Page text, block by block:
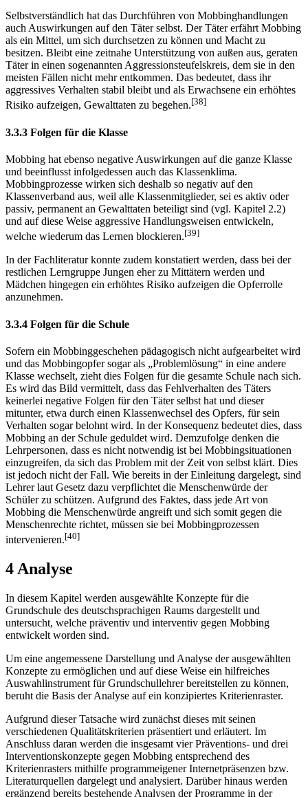
Selbstverständlich hat das Durchführen von Mobbinghandlungen
auch Auswirkungen auf den Täter selbst. Der Täter erfährt Mobbing
als ein Mittel, um sich durchsetzen zu können und Macht zu
besitzen. Bleibt eine zeitnahe Unterstützung von außen aus, geraten
Täter in einen sogenannten Aggressionsteufelskreis, dem sie in den
meisten Fällen nicht mehr entkommen. Das bedeutet, dass ihr
aggressives Verhalten stabil bleibt und als Erwachsene ein erhöhtes
Risiko aufzeigen, Gewalttaten zu begehen.[38]
3.3.3 Folgen für die Klasse
Mobbing hat ebenso negative Auswirkungen auf die ganze Klasse
und beeinflusst infolgedessen auch das Klassenklima.
Mobbingprozesse wirken sich deshalb so negativ auf den
Klassenverband aus, weil alle Klassenmitglieder, sei es aktiv oder
passiv, permanent an Gewalttaten beteiligt sind (vgl. Kapitel 2.2)
und auf diese Weise aggressive Handlungsweisen entwickeln,
welche wiederum das Lernen blockieren.[39]
In der Fachliteratur konnte zudem konstatiert werden, dass bei der
restlichen Lerngruppe Jungen eher zu Mittätern werden und
Mädchen hingegen ein erhöhtes Risiko aufzeigen die Opferrolle
anzunehmen.
3.3.4 Folgen für die Schule
Sofern ein Mobbinggeschehen pädagogisch nicht aufgearbeitet wird
und das Mobbingopfer sogar als „Problemlösung“ in eine andere
Klasse wechselt, zieht dies Folgen für die gesamte Schule nach sich.
Es wird das Bild vermittelt, dass das Fehlverhalten des Täters
keinerlei negative Folgen für den Täter selbst hat und dieser
mitunter, etwa durch einen Klassenwechsel des Opfers, für sein
Verhalten sogar belohnt wird. In der Konsequenz bedeutet dies, dass
Mobbing an der Schule geduldet wird. Demzufolge denken die
Lehrpersonen, dass es nicht notwendig ist bei Mobbingsituationen
einzugreifen, da sich das Problem mit der Zeit von selbst klärt. Dies
ist jedoch nicht der Fall. Wie bereits in der Einleitung dargelegt, sind
Lehrer laut Gesetz dazu verpflichtet die Menschenwürde der
Schüler zu schützen. Aufgrund des Faktes, dass jede Art von
Mobbing die Menschenwürde angreift und sich somit gegen die
Menschenrechte richtet, müssen sie bei Mobbingprozessen
intervenieren.[40]
4 Analyse
In diesem Kapitel werden ausgewählte Konzepte für die
Grundschule des deutschsprachigen Raums dargestellt und
untersucht, welche präventiv und interventiv gegen Mobbing
entwickelt worden sind.
Um eine angemessene Darstellung und Analyse der ausgewählten
Konzepte zu ermöglichen und auf diese Weise ein hilfreiches
Auswahlinstrument für Grundschullehrer bereitstellen zu können,
beruht die Basis der Analyse auf ein konzipiertes Kriterienraster.
Aufgrund dieser Tatsache wird zunächst dieses mit seinen
verschiedenen Qualitätskriterien präsentiert und erläutert. Im
Anschluss daran werden die insgesamt vier Präventions- und drei
Interventionskonzepte gegen Mobbing entsprechend des
Kriterienrasters mithilfe programmeigener Internetpräsenzen bzw.
Literaturquellen dargelegt und analysiert. Darüber hinaus werden
ergänzend bereits bestehende Analysen der Programme in der